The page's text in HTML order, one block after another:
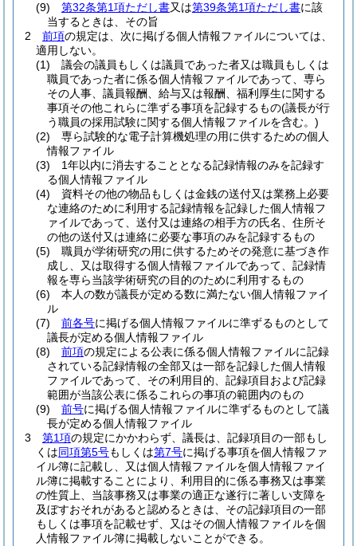
(9)
第32条第1項ただし書又は第39条第1項ただし書に該
当するときは、その旨
2
前項の規定は、次に掲げる個人情報ファイルについては、
適用しない。
(1)
議会の議員もしくは議員であった者又は職員もしくは
職員であった者に係る個人情報ファイルであって、専ら
その人事、議員報酬、給与又は報酬、福利厚生に関する
事項その他これらに準ずる事項を記録するもの(議長が行
う職員の採用試験に関する個人情報ファイルを含む。)
(2)
専ら試験的な電子計算機処理の用に供するための個人
情報ファイル
(3)
1年以内に消去することとなる記録情報のみを記録す
る個人情報ファイル
(4)
資料その他の物品もしくは金銭の送付又は業務上必要
な連絡のために利用する記録情報を記録した個人情報フ
ァイルであって、送付又は連絡の相手方の氏名、住所そ
の他の送付又は連絡に必要な事項のみを記録するもの
(5)
職員が学術研究の用に供するためその発意に基づき作
成し、又は取得する個人情報ファイルであって、記録情
報を専ら当該学術研究の目的のために利用するもの
(6)
本人の数が議長が定める数に満たない個人情報ファイ
ル
(7)
前各号に掲げる個人情報ファイルに準ずるものとして
議長が定める個人情報ファイル
(8)
前項の規定による公表に係る個人情報ファイルに記録
されている記録情報の全部又は一部を記録した個人情報
ファイルであって、その利用目的、記録項目および記録
範囲が当該公表に係るこれらの事項の範囲内のもの
(9)
前号に掲げる個人情報ファイルに準ずるものとして議
長が定める個人情報ファイル
3
第1項の規定にかかわらず、議長は、記録項目の一部もし
くは同項第5号もしくは第7号に掲げる事項を個人情報ファ
イル簿に記載し、又は個人情報ファイルを個人情報ファイ
ル簿に掲載することにより、利用目的に係る事務又は事業
の性質上、当該事務又は事業の適正な遂行に著しい支障を
及ぼすおそれがあると認めるときは、その記録項目の一部
もしくは事項を記載せず、又はその個人情報ファイルを個
人情報ファイル簿に掲載しないことができる。